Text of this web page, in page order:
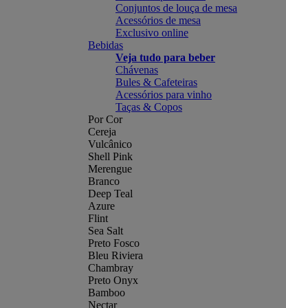
Conjuntos de louça de mesa
Acessórios de mesa
Exclusivo online
Bebidas
Veja tudo para beber
Chávenas
Bules & Cafeteiras
Acessórios para vinho
Taças & Copos
Por Cor
Cereja
Vulcânico
Shell Pink
Merengue
Branco
Deep Teal
Azure
Flint
Sea Salt
Preto Fosco
Bleu Riviera
Chambray
Preto Onyx
Bamboo
Nectar